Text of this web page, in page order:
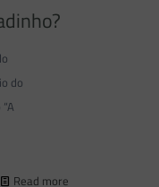
do
Read more